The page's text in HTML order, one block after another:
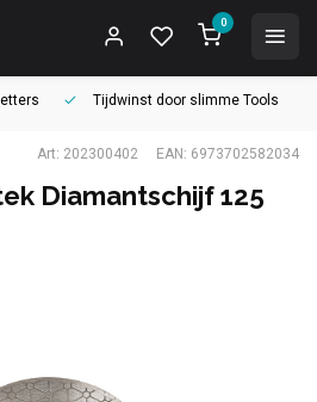
0
Tijdwinst door slimme Tools
Art: 202300402 EAN: 6973702582034
Diamantschijf 125